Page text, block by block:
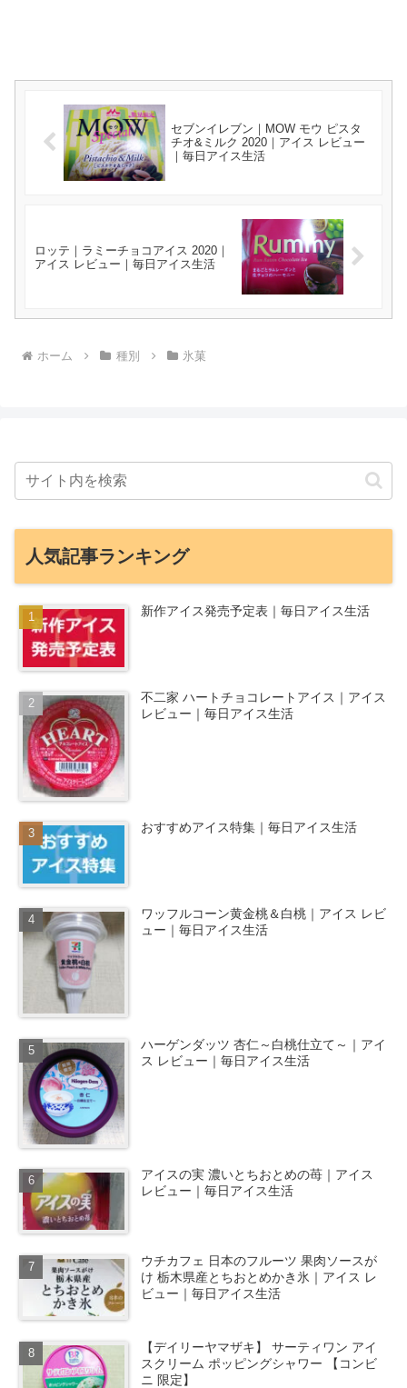
セブンイレブン｜MOW モウ ピスタ
チオ&ミルク 2020｜アイス レビュー
｜毎日アイス生活
ロッテ｜ラミーチョコアイス 2020｜
アイス レビュー｜毎日アイス生活
ホーム 種別 氷菓
人気記事ランキング
新作アイス発売予定表｜毎日アイス生活
不二家 ハートチョコレートアイス｜アイス
レビュー｜毎日アイス生活
おすすめアイス特集｜毎日アイス生活
ワッフルコーン黄金桃＆白桃｜アイス レビ
ュー｜毎日アイス生活
ハーゲンダッツ 杏仁～白桃仕立て～｜アイ
ス レビュー｜毎日アイス生活
アイスの実 濃いとちおとめの苺｜アイス
レビュー｜毎日アイス生活
ウチカフェ 日本のフルーツ 果肉ソースが
け 栃木県産とちおとめかき氷｜アイス レ
ビュー｜毎日アイス生活
【デイリーヤマザキ】 サーティワン アイ
スクリーム ポッピングシャワー 【コンビ
ニ 限定】